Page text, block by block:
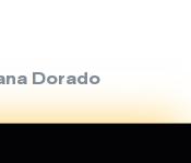
Dorado